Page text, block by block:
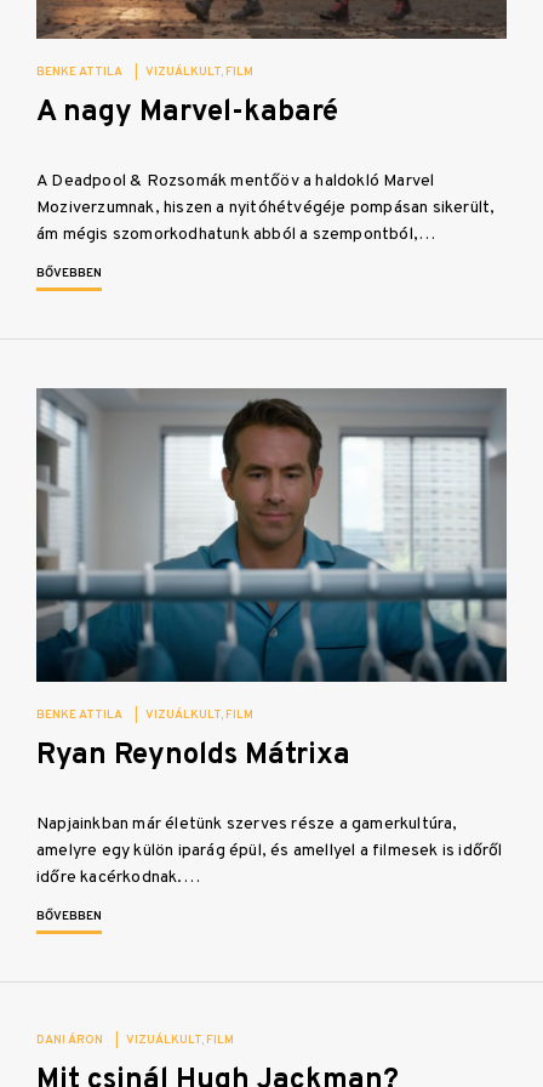
BENKE ATTILA VIZUÁLKULT FILM
A nagy Marvel-kabaré
A Deadpool & Rozsomák mentőöv a haldokló Marvel
Moziverzumnak, hiszen a nyitóhétvégéje pompásan sikerült,
ám mégis szomorkodhatunk abból a szempontból,…
BŐVEBBEN
BENKE ATTILA VIZUÁLKULT FILM
Ryan Reynolds Mátrixa
Napjainkban már életünk szerves része a gamerkultúra,
amelyre egy külön iparág épül, és amellyel a filmesek is időről
időre kacérkodnak.…
BŐVEBBEN
DANI ÁRON VIZUÁLKULT FILM